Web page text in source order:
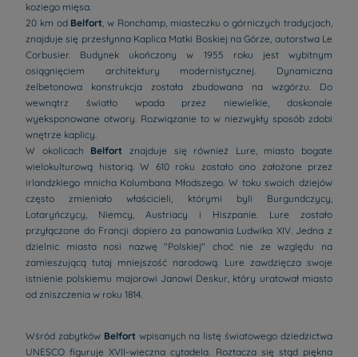
koziego mięsa.
20 km od Belfort, w Ronchamp, miasteczku o górniczych tradycjach,
znajduje się przesłynna Kaplica Matki Boskiej na Górze, autorstwa Le
Corbusier. Budynek ukończony w 1955 roku jest wybitnym
osiągnięciem architektury modernistycznej. Dynamiczna
żelbetonowa konstrukcja została zbudowana na wzgórzu. Do
wewnątrz światło wpada przez niewielkie, doskonale
wyeksponowane otwory. Rozwiązanie to w niezwykły sposób zdobi
wnętrze kaplicy.
W okolicach Belfort znajduje się również Lure, miasto bogate
wielokulturową historią. W 610 roku zostało ono założone przez
irlandzkiego mnicha Kolumbana Młodszego. W toku swoich dziejów
często zmieniało właścicieli, którymi byli Burgundczycy,
Lotaryńczycy, Niemcy, Austriacy i Hiszpanie. Lure zostało
przyłączone do Francji dopiero za panowania Ludwika XIV. Jedna z
dzielnic miasta nosi nazwę "Polskiej" choć nie ze względu na
zamieszującą tutaj mniejszość narodową. Lure zawdzięcza swoje
istnienie polskiemu majorowi Janowi Deskur, który uratował miasto
od zniszczenia w roku 1814.
Wśród zabytków Belfortwpisanych na listę światowego dziedzictwa
UNESCO figuruje XVII-wieczna cytadela. Roztacza się stąd piękna